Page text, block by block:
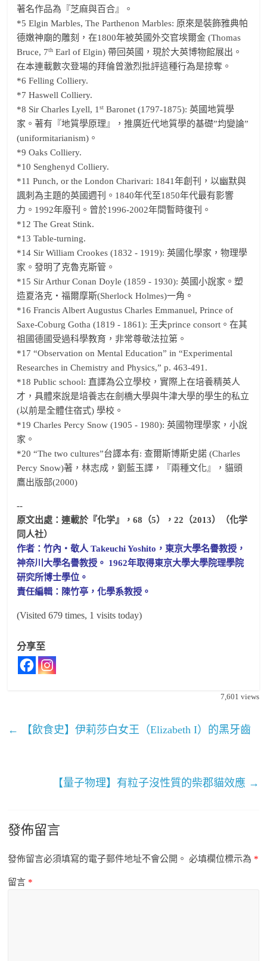
著名作品為『芝麻與百合』。
*5 Elgin Marbles, The Parthenon Marbles: 原來是裝飾雅典帕
德嫩神廟的雕刻，在1800年被英國外交官埃爾金 (Thomas
Bruce, 7th Earl of Elgin) 帶回英國，現於大英博物館展出。
在本連載數次登場的拜倫曾激烈批評這種行為是掠奪。
*6 Felling Colliery.
*7 Haswell Colliery.
*8 Sir Charles Lyell, 1st Baronet (1797-1875): 英國地質學
家。著有『地質學原理』，推廣近代地質學的基礎”均變論”
(uniformitarianism)。
*9 Oaks Colliery.
*10 Senghenyd Colliery.
*11 Punch, or the London Charivari: 1841年創刊，以幽默與
諷刺為主題的英國週刊。1840年代至1850年代最有影響
力。1992年廢刊。曾於1996-2002年間暫時復刊。
*12 The Great Stink.
*13 Table-turning.
*14 Sir William Crookes (1832 - 1919): 英國化學家，物理學
家。發明了克魯克斯管。
*15 Sir Arthur Conan Doyle (1859 - 1930): 英國小說家。塑
造夏洛克・福爾摩斯(Sherlock Holmes)一角。
*16 Francis Albert Augustus Charles Emmanuel, Prince of
Saxe-Coburg Gotha (1819 - 1861): 王夫prince consort。在其
祖國德國受過科學教育，非常尊敬法拉第。
*17 “Observation on Mental Education” in “Experimental
Researches in Chemistry and Physics,” p. 463-491.
*18 Public school: 直譯為公立學校，實際上在培養精英人
才，具體來說是培養志在劍橋大學與牛津大學的學生的私立
(以前是全體住宿式) 學校。
*19 Charles Percy Snow (1905 - 1980): 英國物理學家，小說
家。
*20 “The two cultures”台譯本有: 查爾斯博斯史諾 (Charles
Percy Snow)著，林志成，劉藍玉譯，『兩種文化』，貓頭
鷹出版部(2000)
--
原文出處：連載於『化学』，68（5），22（2013）（化学
同人社）
作者：竹內・敬人 Takeuchi Yoshito，東京大學名譽教授，
神奈川大學名譽教授。 1962年取得東京大學大學院理學院
研究所博士學位。
責任編輯：陳竹亭，化學系教授。
(Visited 679 times, 1 visits today)
分享至
7,601 views
← 【飲食史】伊莉莎白女王（Elizabeth I）的黑牙齒
【量子物理】有粒子沒性質的柴郡貓效應 →
發佈留言
發佈留言必須填寫的電子郵件地址不會公開。 必填欄位標示為 *
留言 *